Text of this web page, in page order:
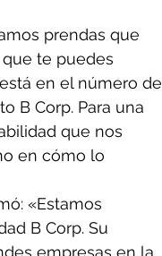
prendas que
te puedes
en el número de
B Corp. Para una
que nos
en cómo lo
«Estamos
B Corp. Su